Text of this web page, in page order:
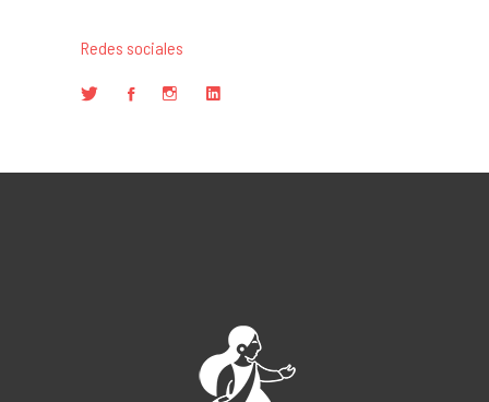
Redes sociales